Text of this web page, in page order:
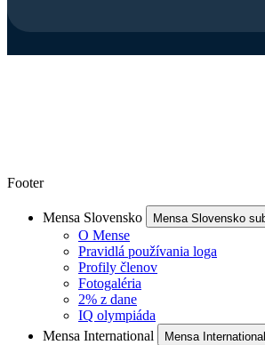
Footer
Mensa Slovensko Mensa Slovensko
O Mense
Pravidlá používania loga
Profily členov
Fotogaléria
2% z dane
IQ olympiáda
Mensa International
Mensa